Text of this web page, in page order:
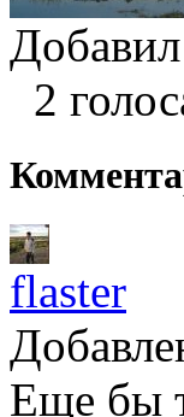
Добавил
2
flaster
Еще бы